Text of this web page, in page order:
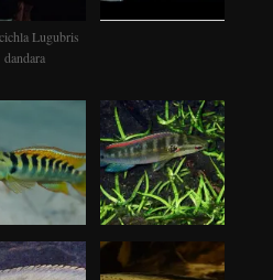
Lugubris
dandara